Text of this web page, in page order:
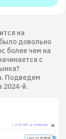
на
довольно
более чем на
с
Подведем
2024-й.